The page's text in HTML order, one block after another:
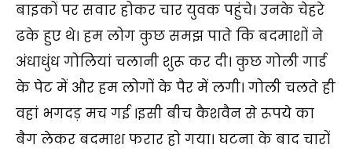
बाइकों पर सवार होकर चार युवक पहुंचे। उनके चेहरे
ढके हुए थे। हम लोग कुछ समझ पाते कि बदमाशों ने
अंधाधुंध गोलियां चलानी शुरू कर दी। कुछ गोली गार्ड
के पेट में और हम लोगों के पैर में लगी। गोली चलते ही
वहां भगदड़ मच गई ।इसी बीच कैशवैन से रूपये का
बैग लेकर बदमाश फरार हो गया। घटना के बाद चारों